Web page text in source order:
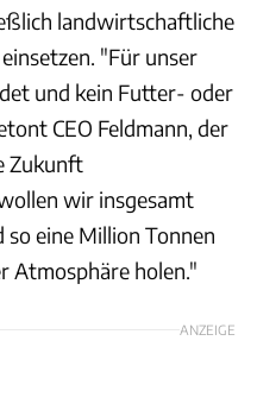
landwirtschaftliche
"Für unser
und kein Futter- oder
CEO Feldmann, der
Zukunft
wir insgesamt
eine Million Tonnen
Atmosphäre holen."
ANZEIGE